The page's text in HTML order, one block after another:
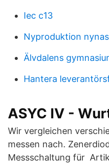
Iec c13
Nyproduktion
Älvdalens
Hantera
ASYC IV -
Wir vergleichen
messen nach.
Messschaltung für